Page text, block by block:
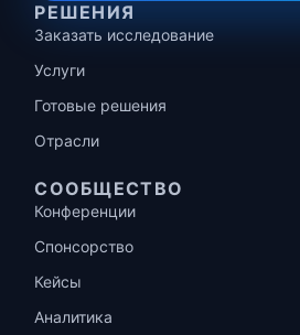
РЕШЕНИЯ
Заказать исследование
Услуги
Готовые решения
Отрасли
СООБЩЕСТВО
Конференции
Спонсорство
Кейсы
Аналитика